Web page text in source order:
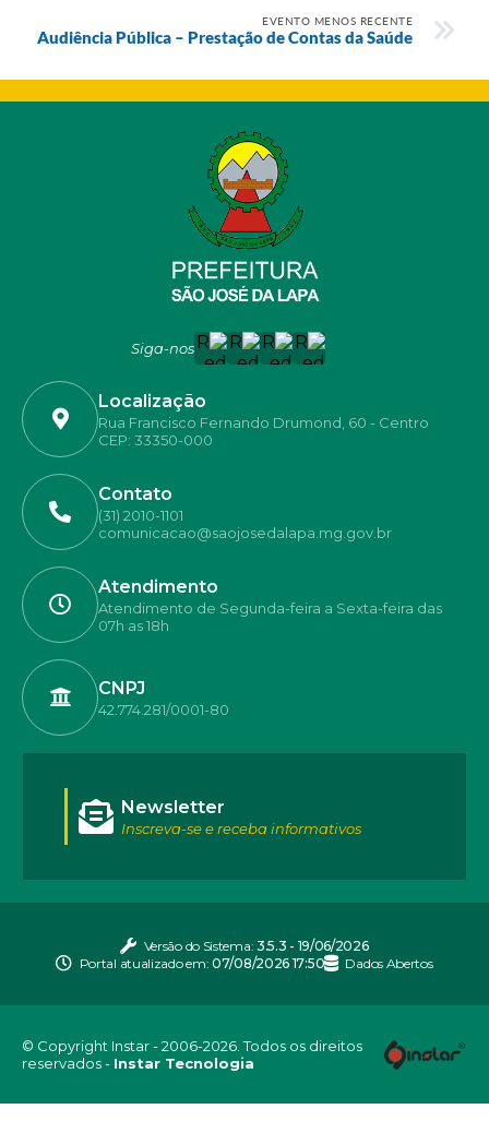
EVENTO MENOS RECENTE
Audiência Pública – Prestação de Contas da Saúde
Siga-nos
Localização
Rua Francisco Fernando Drumond, 60 - Centro
CEP: 33350-000
Contato
(31) 2010-1101
comunicacao@saojosedalapa.mg.gov.br
Atendimento
Atendimento de Segunda-feira a Sexta-feira das
07h as 18h
CNPJ
42.774.281/0001-80
Newsletter
Inscreva-se e receba informativos
Versão do Sistema: 3.5.3 - 19/06/2026
Portal atualizado em:07/08/2026 17:50 Dados Abertos
© Copyright Instar - 2006-2026. Todos os direitos
reservados - Instar Tecnologia